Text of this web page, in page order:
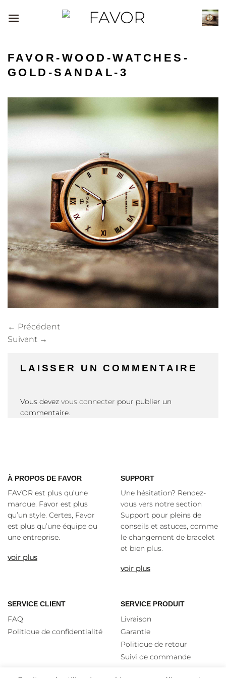
au
FAVOR-WOOD-WATCHES-
GOLD-SANDAL-3
← Précédent
Suivant →
LAISSER UN COMMENTAIRE
Vous devez vous connecter pour publier un
commentaire.
À PROPOS DE FAVOR
FAVOR est plus qu’une
marque. Favor est plus
qu’un style. Certes, Favor
est plus qu’une équipe ou
une entreprise.
voir plus
SUPPORT
Une hésitation? Rendez-
vous vers notre section
Support pour pleins de
conseils et astuces, comme
le changement de bracelet
et bien plus.
voir plus
SERVICE CLIENT
FAQ
Politique de confidentialité
SERVICE PRODUIT
Livraison
Garantie
Politique de retour
Suivi de commande